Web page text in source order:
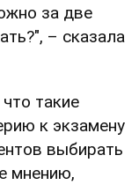
за две
– сказала
такие
к экзамену
выбирать
мнению,